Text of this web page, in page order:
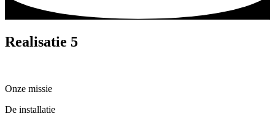
Realisatie 5
Onze missie
De installatie